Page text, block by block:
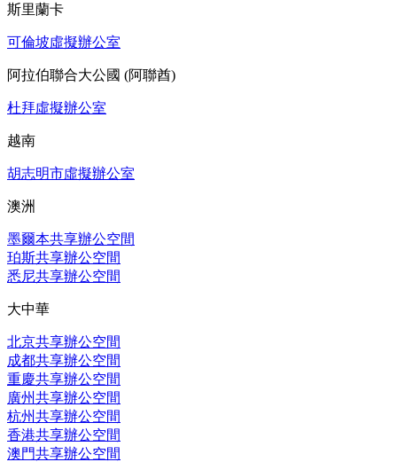
斯里蘭卡
可倫坡虛擬辦公室
阿拉伯聯合大公國 (阿聯酋)
杜拜虛擬辦公室
越南
胡志明市虛擬辦公室
澳洲
墨爾本共享辦公空間
珀斯共享辦公空間
悉尼共享辦公空間
大中華
北京共享辦公空間
成都共享辦公空間
重慶共享辦公空間
廣州共享辦公空間
杭州共享辦公空間
香港共享辦公空間
澳門共享辦公空間